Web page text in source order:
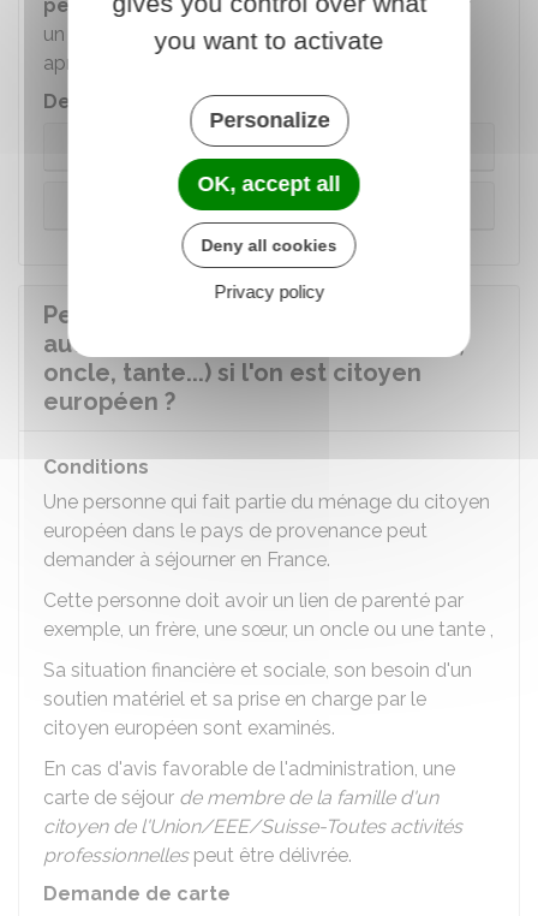
personnel du citoyen européenpeut obtenir
un droit de séjour en France. Ce droit est obtenu
après examen de sa situation .
Demande de carte
Européen
Autre situation
Peut-on faire venir en France une
autre personne de sa famille (frère,
oncle, tante...) si l'on est citoyen
européen ?
Conditions
Une personne qui fait partie du ménage du citoyen
européen dans le pays de provenance peut
demander à séjourner en France.
Cette personne doit avoir un lien de parenté par
exemple, un frère, une sœur, un oncle ou une tante ,
Sa situation financière et sociale, son besoin d'un
soutien matériel et sa prise en charge par le
citoyen européen sont examinés.
En cas d'avis favorable de l'administration, une
carte de séjour de membre de la famille d'un
citoyen de l'Union/EEE/Suisse-Toutes activités
professionnellespeut être délivrée.
Demande de carte
you want to activate
Personalize
OK, accept all
Deny all cookies
Privacy policy